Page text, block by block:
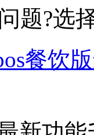
题?选
餐饮